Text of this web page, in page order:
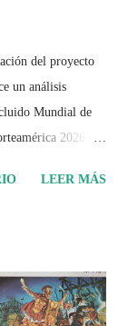
del proyecto
un análisis
Mundial de
2026 ha
en la
Deportivo no
Busca responder si
LEER MÁS